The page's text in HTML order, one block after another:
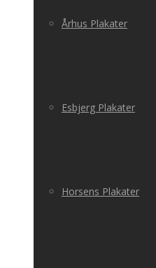
Århus Plakater
Esbjerg Plakater
Horsens Plakater